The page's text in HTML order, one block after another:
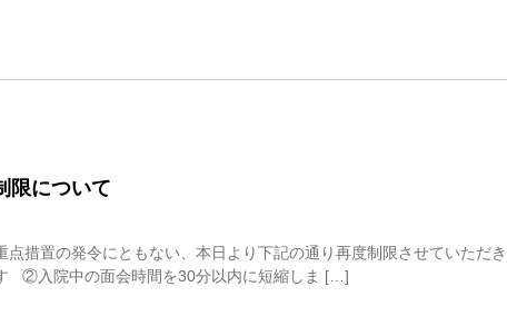
限について
措置の発令にともない、本日より下記の通り再度制限させていただき
②入院中の面会時間を30分以内に短縮しま […]